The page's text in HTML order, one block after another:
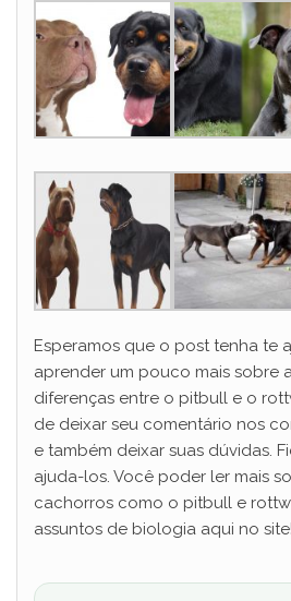
Esperamos que o post tenha te
aprender um pouco mais sobre
diferenças entre o pitbull e o
de deixar seu comentário nos
e também deixar suas dúvidas.
ajuda-los. Você poder ler mais
cachorros como o pitbull e
assuntos de biologia aqui no site!